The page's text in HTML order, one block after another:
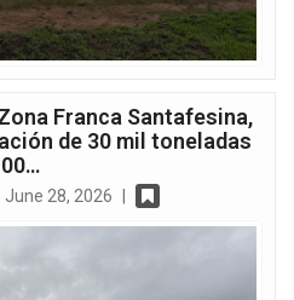
Franca Santafesina,
de 30 mil toneladas
June 28, 2026 |